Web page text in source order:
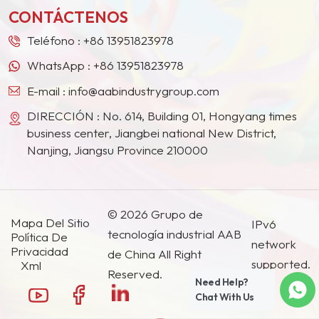
pintura, su resistencia,
corrosión, y, al mismo
tiempo, facilita la
CONTÁCTENOS
Teléfono : +86 13951823978
WhatsApp : +86 13951823978
E-mail : info@aabindustrygroup.com
DIRECCIÓN : No. 614, Building 01, Hongyang times
business center, Jiangbei national New District,
Nanjing, Jiangsu Province 210000
Mapa Del Sitio
Política De
Privacidad
Xml
© 2026 Grupo de
tecnología industrial AAB
de China All Right
Reserved.
IPv6
network
supported.
Need Help?
Chat With Us